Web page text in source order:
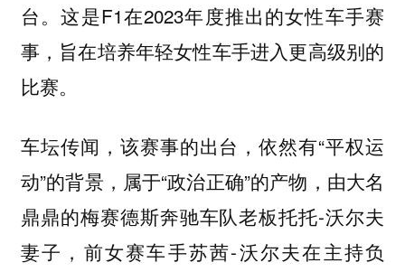
台。这是F1在2023年度推出的女性车手赛
事，旨在培养年轻女性车手进入更高级别的
比赛。
车坛传闻，该赛事的出台，依然有“平权运
动”的背景，属于“政治正确”的产物，由大名
鼎鼎的梅赛德斯奔驰车队老板托托-沃尔夫
妻子，前女赛车手苏茜-沃尔夫在主持负